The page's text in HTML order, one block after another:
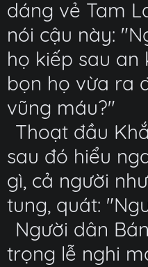
dáng vẻ Tam
nói cậu này:
họ kiếp sau an
bọn họ vừa ra
vũng máu?"
Thoạt đầu
sau đó hiểu
gì, cả người
tung, quát:
Người dân
trọng lễ nghi